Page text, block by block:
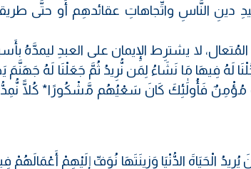
النَّاسِ واتِّجاهاتِ عقائدهِم أَو حتَّى
لا يشترِط الإِيمان على العبدِ ليمدَّهُ
لَهُ فِيهَا مَا نَشَاءُ لِمَن نُّرِيدُ ثُمَّ جَعَلْنَا لَهُ
فَأُولَٰئِكَ كَانَ سَعْيُهُم مَّشْكُورًا* كُلًّا
الْحَيَاةَ الدُّنْيَا وَزِينَتَهَا نُوَفِّ إِلَيْهِمْ